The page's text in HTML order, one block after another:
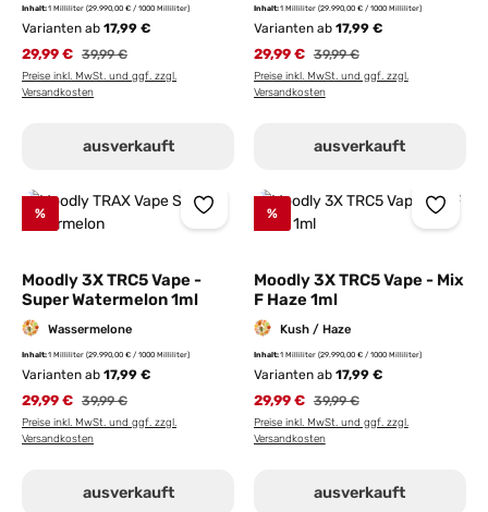
Inhalt:1 Milliliter (29.990,00 € / 1000 Milliliter)
Varianten ab 17,99 €
29,99 € Regulärer Preis:
39,99 €
Preise inkl. MwSt. und ggf. zzgl.
Versandkosten
ausverkauft
Inhalt:1 Milliliter (29.990,00 € / 1000 Milliliter)
Varianten ab17,99 €
29,99 € Regulärer Preis:
39,99 €
Preise inkl. MwSt. und ggf. zzgl.
Versandkosten
ausverkauft
%
Moodly 3X TRC5 Vape -
Super Watermelon 1ml
Wassermelone
Inhalt:1 Milliliter (29.990,00 € / 1000 Milliliter)
Varianten ab 17,99 €
29,99 € Regulärer Preis:
39,99 €
Preise inkl. MwSt. und ggf. zzgl.
Versandkosten
ausverkauft
%
Moodly 3X TRC5 Vape - Mix
F Haze 1ml
Kush / Haze
Inhalt:1 Milliliter (29.990,00 € / 1000 Milliliter)
Varianten ab17,99 €
29,99 € Regulärer Preis:
39,99 €
Preise inkl. MwSt. und ggf. zzgl.
Versandkosten
ausverkauft